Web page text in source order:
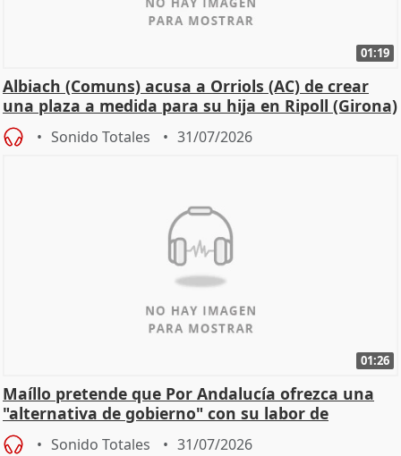
01:19
Albiach (Comuns) acusa a Orriols (AC) de crear
una plaza a medida para su hija en Ripoll (Girona)
Sonido Totales 31/07/2026
01:26
Maíllo pretende que Por Andalucía ofrezca una
"alternativa de gobierno" con su labor de
oposición
Sonido Totales 31/07/2026